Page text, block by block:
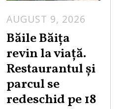
AUGUST 9, 2026
S
9
Băile Băița
revin la viață.
Restaurantul și
parcul se
redeschid pe 18